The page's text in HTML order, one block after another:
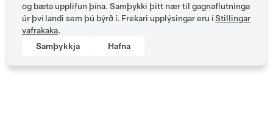
og bæta upplifun þína. Samþykki þitt nær til gagnaflutninga
úr því landi sem þú býrð í. Frekari upplýsingar eru íStillingar
vafrakaka.
Samþykkja
Hafna